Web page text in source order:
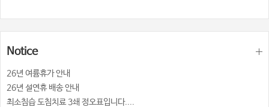
Notice
26년 여륨휴가 안내
26년 설연휴 배송 안내
최소침습 도침치료 3쇄 정오표입니다....